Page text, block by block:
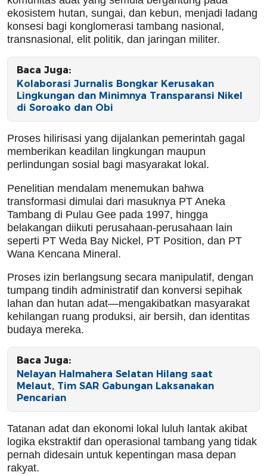
ekosistem hutan, sungai, dan kebun, menjadi ladang
konsesi bagi konglomerasi tambang nasional,
transnasional, elit politik, dan jaringan militer.
Baca Juga:
Kolaborasi Jurnalis Bongkar Kerusakan
Lingkungan dan Minimnya Transparansi Nikel
di Soroako dan Obi
Proses hilirisasi yang dijalankan pemerintah gagal
memberikan keadilan lingkungan maupun
perlindungan sosial bagi masyarakat lokal.
Penelitian mendalam menemukan bahwa
transformasi dimulai dari masuknya PT Aneka
Tambang di Pulau Gee pada 1997, hingga
belakangan diikuti perusahaan-perusahaan lain
seperti PT Weda Bay Nickel, PT Position, dan PT
Wana Kencana Mineral.
Proses izin berlangsung secara manipulatif, dengan
tumpang tindih administratif dan konversi sepihak
lahan dan hutan adat—mengakibatkan masyarakat
kehilangan ruang produksi, air bersih, dan identitas
budaya mereka.
Baca Juga:
Nelayan Halmahera Selatan Hilang saat
Melaut, Tim SAR Gabungan Laksanakan
Pencarian
Tatanan adat dan ekonomi lokal luluh lantak akibat
logika ekstraktif dan operasional tambang yang tidak
pernah didesain untuk kepentingan masa depan
rakyat.